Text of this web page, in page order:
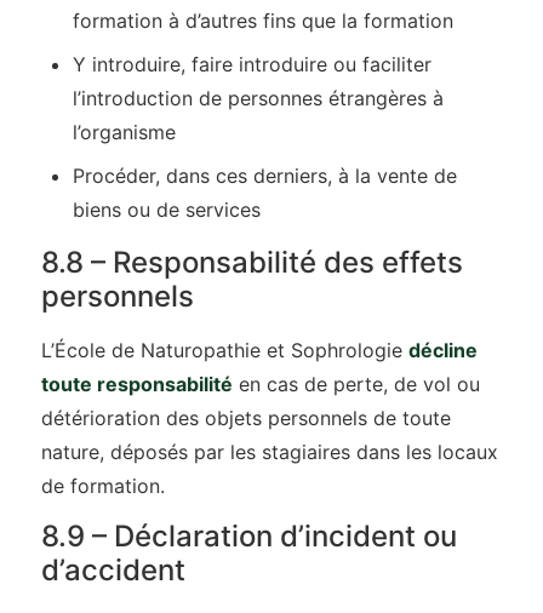
formation à d’autres fins que la formation
Y introduire, faire introduire ou faciliter
l’introduction de personnes étrangères à
l’organisme
Procéder, dans ces derniers, à la vente de
biens ou de services
8.8 – Responsabilité des effets
personnels
L’École de Naturopathie et Sophrologie décline
toute responsabilité en cas de perte, de vol ou
détérioration des objets personnels de toute
nature, déposés par les stagiaires dans les locaux
de formation.
8.9 – Déclaration d’incident ou
d’accident